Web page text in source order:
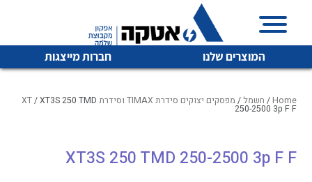
המוצרים שלנו חברות מייצגות
איכות | שרות | זמינותלכל מוצרי היצרן לכל מוצרי היצרן
Home
/ חשמל / מפסקים יצוקים סידרת TIMAX וסידרת XT / XT3S 250 TMD
250-2500 3p F F
XT3S 250 TMD 250-2500 3p F F